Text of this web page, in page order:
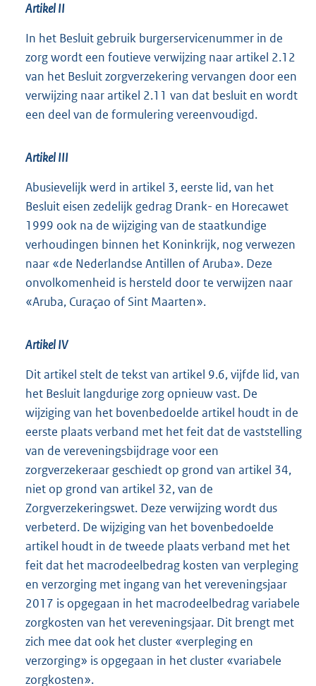
Artikel II
In het Besluit gebruik burgerservicenummer in de
zorg wordt een foutieve verwijzing naar artikel 2.12
van het Besluit zorgverzekering vervangen door een
verwijzing naar artikel 2.11 van dat besluit en wordt
een deel van de formulering vereenvoudigd.
Artikel III
Abusievelijk werd in artikel 3, eerste lid, van het
Besluit eisen zedelijk gedrag Drank- en Horecawet
1999 ook na de wijziging van de staatkundige
verhoudingen binnen het Koninkrijk, nog verwezen
naar «de Nederlandse Antillen of Aruba». Deze
onvolkomenheid is hersteld door te verwijzen naar
«Aruba, Curaçao of Sint Maarten».
Artikel IV
Dit artikel stelt de tekst van artikel 9.6, vijfde lid, van
het Besluit langdurige zorg opnieuw vast. De
wijziging van het bovenbedoelde artikel houdt in de
eerste plaats verband met het feit dat de vaststelling
van de vereveningsbijdrage voor een
zorgverzekeraar geschiedt op grond van artikel 34,
niet op grond van artikel 32, van de
Zorgverzekeringswet. Deze verwijzing wordt dus
verbeterd. De wijziging van het bovenbedoelde
artikel houdt in de tweede plaats verband met het
feit dat het macrodeelbedrag kosten van verpleging
en verzorging met ingang van het vereveningsjaar
2017 is opgegaan in het macrodeelbedrag variabele
zorgkosten van het vereveningsjaar. Dit brengt met
zich mee dat ook het cluster «verpleging en
verzorging» is opgegaan in het cluster «variabele
zorgkosten».